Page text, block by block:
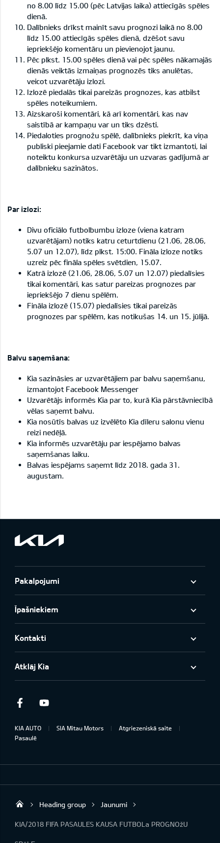
no 8.00 līdz 15.00 (pēc Latvijas laika) attiecīgās spēles
dienā.
Dalībnieks drīkst mainīt savu prognozi laikā no 8.00
līdz 15.00 attiecīgās spēles dienā, dzēšot savu
iepriekšējo komentāru un pievienojot jaunu.
Pēc plkst. 15.00 spēles dienā vai pēc spēles nākamajās
dienās veiktās izmaiņas prognozēs tiks anulētas,
veicot uzvarētāju izlozi.
Izlozē piedalās tikai pareizās prognozes, kas atbilst
spēles noteikumiem.
Aizskaroši komentāri, kā arī komentāri, kas nav
saistībā ar kampaņu var un tiks dzēsti.
Piedaloties prognožu spēlē, dalībnieks piekrīt, ka viņa
publiski pieejamie dati Facebook var tikt izmantoti, lai
noteiktu konkursa uzvarētāju un uzvaras gadījumā ar
dalībnieku sazinātos.
Par izlozi:
Divu oficiālo futbolbumbu izloze (viena katram
uzvarētājam) notiks katru ceturtdienu (21.06, 28.06,
5.07 un 12.07), līdz plkst. 15:00. Fināla izloze notiks
uzreiz pēc fināla spēles svētdien, 15.07.
Katrā izlozē (21.06, 28.06, 5.07 un 12.07) piedalīsies
tikai komentāri, kas satur pareizas prognozes par
iepriekšējo 7 dienu spēlēm.
Fināla izlozē (15.07) piedalīsies tikai pareizās
prognozes par spēlēm, kas notikušas 14. un 15. jūlijā.
Balvu saņemšana:
Kia sazināsies ar uzvarētājiem par balvu saņemšanu,
izmantojot Facebook Messenger
Uzvarētājs informēs Kia par to, kurā Kia pārstāvniecībā
vēlas saņemt balvu.
Kia nosūtīs balvas uz izvēlēto Kia dīleru salonu vienu
reizi nedēļā.
Kia informēs uzvarētāju par iespējamo balvas
saņemšanas laiku.
Balvas iespējams saņemt līdz 2018. gada 31.
augustam.
Pakalpojumi
Īpašniekiem
Kontakti
Atklāj Kia
Facebook
KIA AUTO SIA Mitau Motors
Atgriezeniskā saite
Pasaulē
Mitau Motors
Heading group Jaunumi
KIA/2018 FIFA PASAULES KAUSA FUTBOLa PROGNOžU